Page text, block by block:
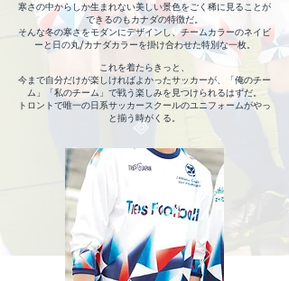
寒さの中からしか生まれない美しい景色をごく稀に見ることが
できるのもカナダの特徴だ。
そんな冬の寒さをモダンにデザインし、チームカラーのネイビ
ーと日の丸/カナダカラーを掛け合わせた特別な一枚。
これを着たらきっと、
今まで自分だけが楽しければよかったサッカーが、「俺のチー
ム」「私のチーム」で戦う楽しみを見つけられるはずだ。
トロントで唯一の日系サッカースクールのユニフォームがやっ
と揃う時がくる。